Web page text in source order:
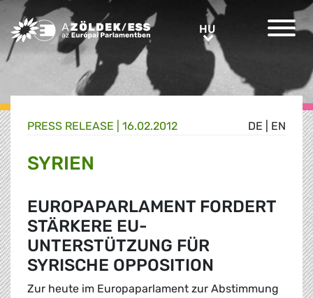
Greens/EFA Home HUHU
DE EN
PRESS RELEASE | 16.02.2012
SYRIEN
EUROPAPARLAMENT FORDERT
STÄRKERE EU-
UNTERSTÜTZUNG FÜR
SYRISCHE OPPOSITION
Zur heute im Europaparlament zur Abstimmung